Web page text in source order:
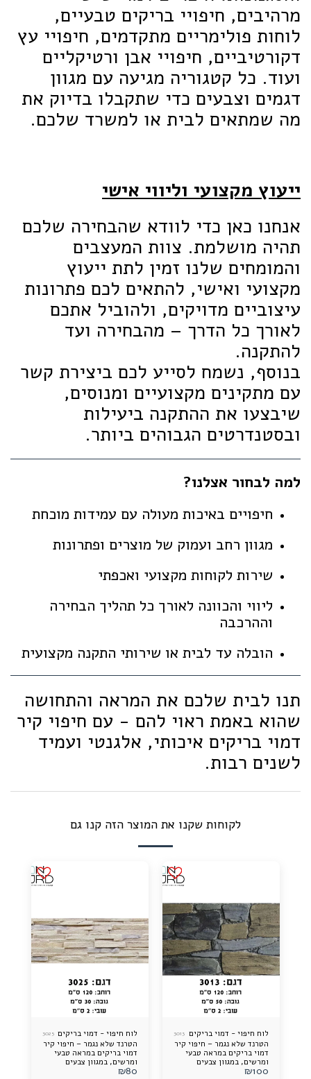
מרהיבים, חיפויי בריקים טבעיים,
לוחות פולימריים מתקדמים, חיפויי עץ
דקורטיביים, חיפויי אבן ורטיקליים
ועוד. כל קטגוריה מגיעה עם מגוון
דגמים וצבעים כדי שתקבלו בדיוק את
מה שמתאים לבית או למשרד שלכם.
ייעוץ מקצועי וליווי אישי
אנחנו כאן כדי לוודא שהבחירה שלכם
תהיה מושלמת. צוות המעצבים
והמומחים שלנו זמין לתת ייעוץ
מקצועי ואישי, להתאים לכם פתרונות
עיצוביים מדויקים, ולהוביל אתכם
לאורך כל הדרך – מהבחירה ועד
להתקנה.
בנוסף, נשמח לסייע לכם ביצירת קשר
עם מתקינים מקצועיים ומנוסים,
שיבצעו את ההתקנה ביעילות
ובסטנדרטים הגבוהים ביותר.
למה לבחור אצלנו?
חיפויים באיכות מעולה עם עמידות מוכחת
מגוון רחב ועמוק של מוצרים ופתרונות
שירות לקוחות מקצועי ואכפתי
ליווי והכוונה לאורך כל תהליך הבחירה
וההרכבה
הובלה עד לבית או שירותי התקנה מקצועית
תנו לבית שלכם את המראה והתחושה
שהוא באמת ראוי להם - עם חיפוי קיר
דמוי בריקים איכותי, אלגנטי ועמיד
לשנים רבות.
לקוחות שקנו את המוצר הזה קנו גם
לוח חיפוי - דמוי בריקים 3013
הטרנד שלא נגמר – חיפוי קיר
דמוי בריקים במראה טבעי
ומרשים, במגוון צבעים
וגוונים שילכדו את העין
₪100
לוח חיפוי - דמוי בריקים 3025
הטרנד שלא נגמר – חיפוי קיר
דמוי בריקים במראה טבעי
ומרשים, במגוון צבעים
וגוונים שילכדו את העין
₪80